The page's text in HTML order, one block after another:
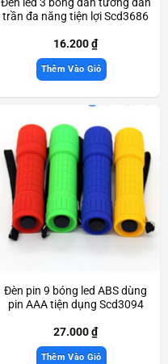
trần đa năng tiện lợi Scd3686
16.200₫
Thêm Vào Giỏ
Đèn pin 9 bóng led ABS dùng
pin AAA tiện dụng Scd3094
27.000₫
Thêm Vào Giỏ